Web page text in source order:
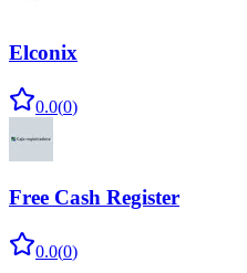
Elconix
0.0(0)
Free Cash Register
0.0(0)